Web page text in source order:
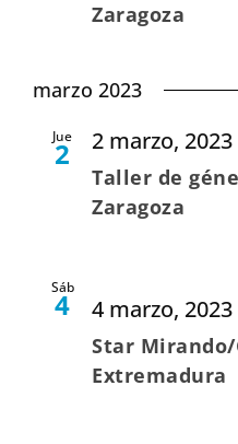
Zaragoza
marzo 2023
Jue
2 2 marzo, 2023
Taller de
Zaragoza
Sáb
4 4 marzo, 2023
Star Mirando/
Extremadura